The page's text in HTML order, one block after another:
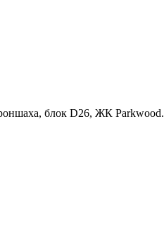
блок D26, ЖК Раrkwood.